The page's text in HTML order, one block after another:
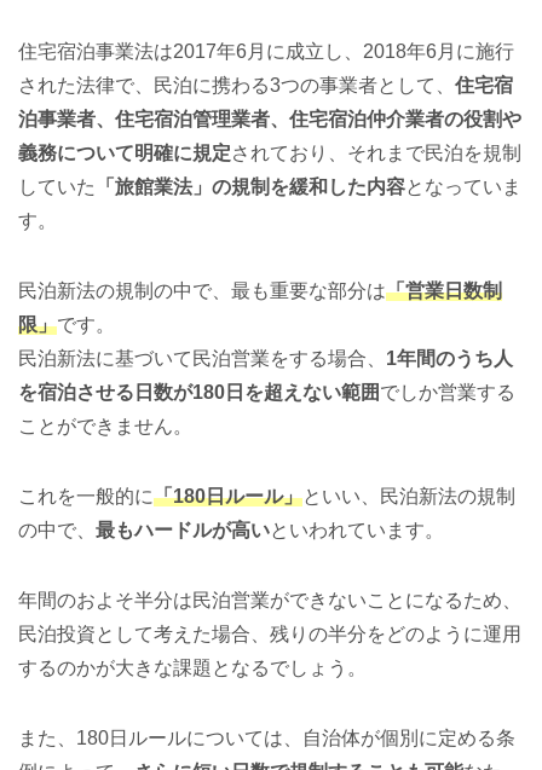
住宅宿泊事業法は2017年6月に成立し、2018年6月に施行
された法律で、民泊に携わる3つの事業者として、 住宅宿
泊事業者、住宅宿泊管理業者、住宅宿泊仲介業者の役割や
義務について明確に規定されており、それまで民泊を規制
していた
「旅館業法」の規制を緩和した内容となっていま
す。
民泊新法の規制の中で、最も重要な部分は「営業日数制
限」です。
民泊新法に基づいて民泊営業をする場合、 1年間のうち人
を宿泊させる日数が180日を超えない範囲でしか営業する
ことができません。
これを一般的に「180日ルール」といい、民泊新法の規制
の中で、 最もハードルが高いといわれています。
年間のおよそ半分は民泊営業ができないことになるため、
民泊投資として考えた場合、残りの半分をどのように運用
するのかが大きな課題となるでしょう。
また、180日ルールについては、自治体が個別に定める条